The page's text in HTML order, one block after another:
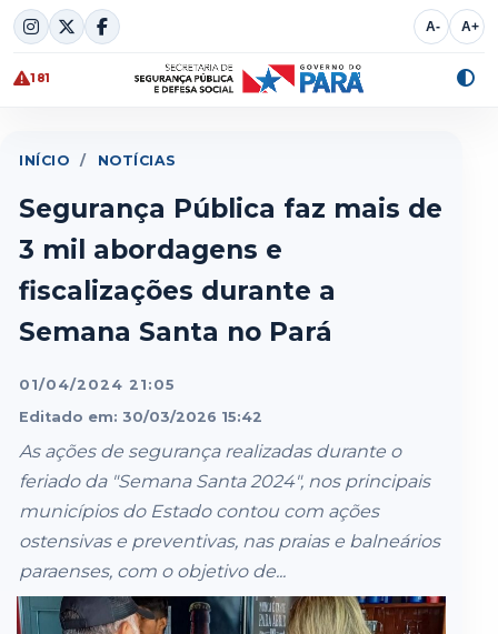
Skip
to
content
A- A+
181
INÍCIO / NOTÍCIAS
Segurança Pública faz mais de
3 mil abordagens e
fiscalizações durante a
Semana Santa no Pará
01/04/2024 21:05
Editado em: 30/03/2026 15:42
As ações de segurança realizadas durante o
feriado da "Semana Santa 2024", nos principais
municípios do Estado contou com ações
ostensivas e preventivas, nas praias e balneários
paraenses, com o objetivo de...